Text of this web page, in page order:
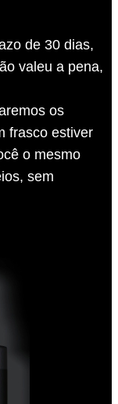
de 30 dias,
valeu a pena,
os
frasco estiver
o mesmo
sem